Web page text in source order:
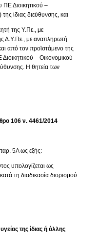
Διοικητικού –
ίδιας διεύθυνσης, και
της Υ.Πε., με
Δ.Υ.Πε., με αναπληρωτή
από τον προϊστάμενο της
– Οικονομικού
Η θητεία των
106 ν. 4461/2014
5Α ως εξής:
υπολογίζεται ως
τη διαδικασία διορισμού
της ίδιας ή άλλης